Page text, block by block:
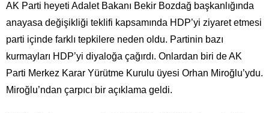
AK Parti heyeti Adalet Bakanı Bekir Bozdağ başkanlığında
anayasa değişikliği teklifi kapsamında HDP’yi ziyaret etmesi
parti içinde farklı tepkilere neden oldu. Partinin bazı
kurmayları HDP’yi diyaloğa çağırdı. Onlardan biri de AK
Parti Merkez Karar Yürütme Kurulu üyesi Orhan Miroğlu’ydu.
Miroğlu’ndan çarpıcı bir açıklama geldi.